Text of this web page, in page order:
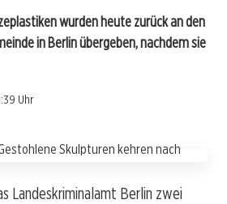
wurden heute zurück an den
in Berlin übergeben, nachdem sie
Uhr
Landeskriminalamt Berlin zwei